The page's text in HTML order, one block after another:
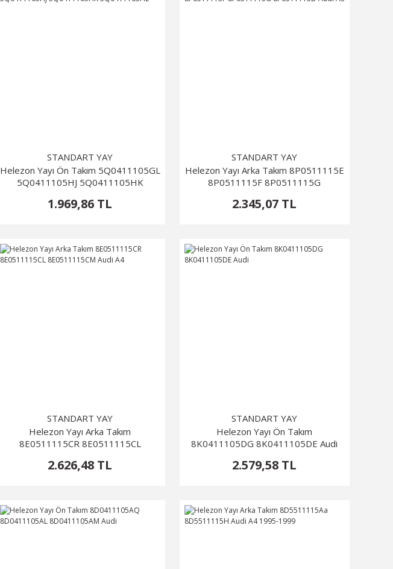
STANDART YAY
Helezon Yayı Ön Takım 5Q0411105GL
5Q0411105HJ 5Q0411105HK
1.969,86 TL
STANDART YAY
Helezon Yayı Arka Takım 8P0511115E
8P0511115F 8P0511115G
2.345,07 TL
STANDART YAY
Helezon Yayı Arka Takım
8E0511115CR 8E0511115CL
2.626,48 TL
STANDART YAY
Helezon Yayı Ön Takım
8K0411105DG 8K0411105DE Audi
2.579,58 TL